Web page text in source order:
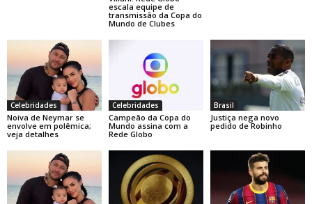
escala equipe de
transmissão da Copa do
Mundo de Clubes
Celebridades
Noiva de Neymar se
envolve em polêmica;
veja detalhes
Celebridades
Campeão da Copa do
Mundo assina com a
Rede Globo
Brasil
Justiça nega novo
pedido de Robinho